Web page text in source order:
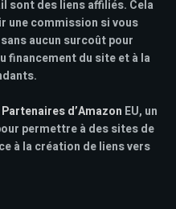
sont des liens affiliés. Cela
une commission si vous
aucun surcoût pour
financement du site et à la
d’Amazon EU, un
permettre à des sites de
à la création de liens vers